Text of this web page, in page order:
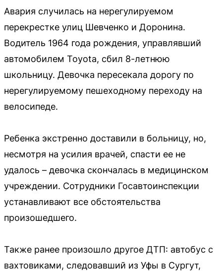
Авария случилась на нерегулируемом
перекрестке улиц Шевченко и Доронина.
Водитель 1964 года рождения, управлявший
автомобилем Toyota, сбил 8-летнюю
школьницу. Девочка пересекала дорогу по
нерегулируемому пешеходному переходу на
велосипеде.
Ребенка экстренно доставили в больницу, но,
несмотря на усилия врачей, спасти ее не
удалось – девочка скончалась в медицинском
учреждении. Сотрудники Госавтоинспекции
устанавливают все обстоятельства
произошедшего.
Также ранее произошло другое ДТП: автобус с
вахтовиками, следовавший из Уфы в Сургут,